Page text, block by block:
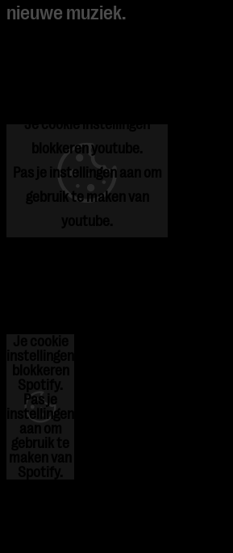
nieuwe muziek.
blokkeren youtube.
je instellingenaan om
gebruik te maken van
Pas
instellingen
aan om